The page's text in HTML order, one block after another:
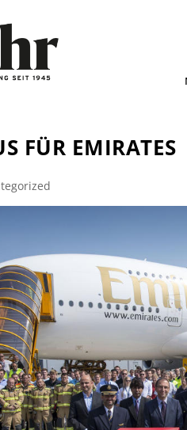
FÜR EMIRATES